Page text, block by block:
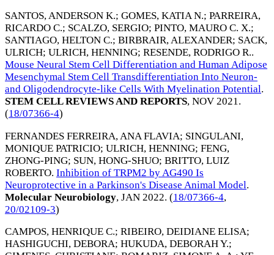
SANTOS, ANDERSON K.; GOMES, KATIA N.; PARREIRA,
RICARDO C.; SCALZO, SERGIO; PINTO, MAURO C. X.;
SANTIAGO, HELTON C.; BIRBRAIR, ALEXANDER; SACK,
ULRICH; ULRICH, HENNING; RESENDE, RODRIGO R..
Mouse Neural Stem Cell Differentiation and Human Adipose
Mesenchymal Stem Cell Transdifferentiation Into Neuron-
and Oligodendrocyte-like Cells With Myelination Potential.
STEM CELL REVIEWS AND REPORTS, NOV 2021.
(18/07366-4)
FERNANDES FERREIRA, ANA FLAVIA; SINGULANI,
MONIQUE PATRICIO; ULRICH, HENNING; FENG,
ZHONG-PING; SUN, HONG-SHUO; BRITTO, LUIZ
ROBERTO. Inhibition of TRPM2 by AG490 Is
Neuroprotective in a Parkinson's Disease Animal Model.
Molecular Neurobiology, JAN 2022. (18/07366-4,
20/02109-3)
CAMPOS, HENRIQUE C.; RIBEIRO, DEIDIANE ELISA;
HASHIGUCHI, DEBORA; HUKUDA, DEBORAH Y.;